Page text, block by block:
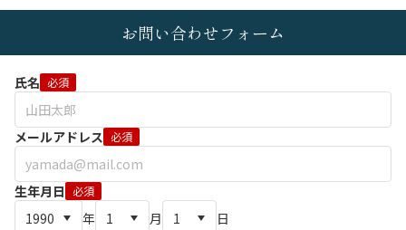
お問い合わせフォーム
氏名 必須
メールアドレス 必須
生年月日 必須
年 月
日